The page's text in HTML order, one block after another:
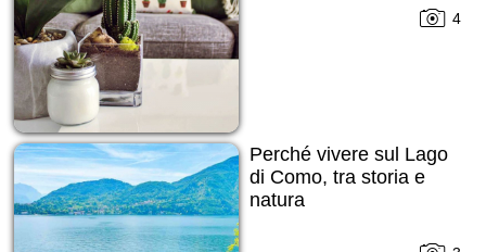
4
Perché vivere sul Lago
di Como, tra storia e
natura